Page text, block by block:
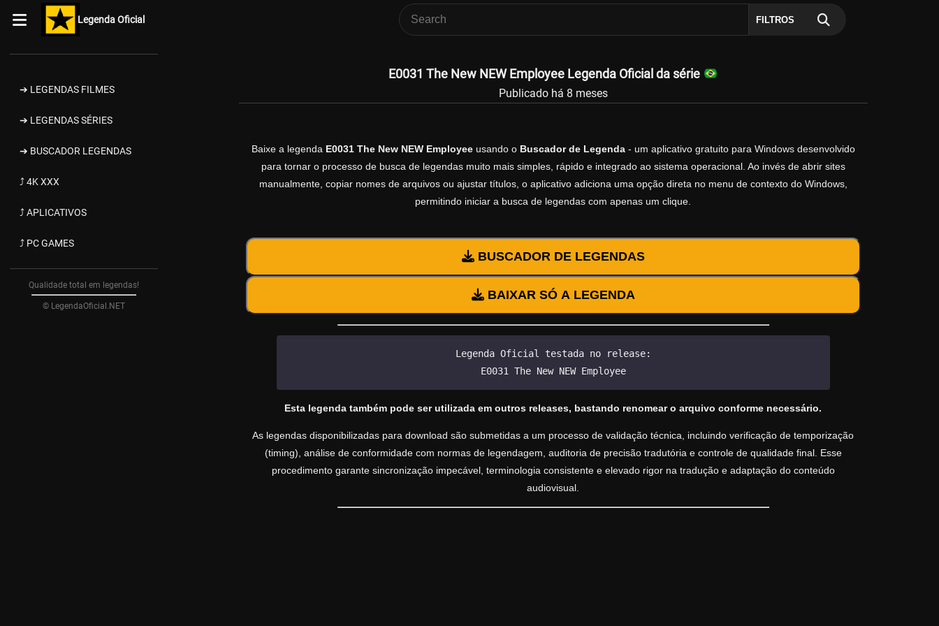
Legenda Oficial FILTROS
➔ LEGENDAS FILMES
➔ LEGENDAS SÉRIES
➔ BUSCADOR LEGENDAS
⤴ 4K XXX
⤴ APLICATIVOS
⤴ PC GAMES
Qualidade total em legendas!
© LegendaOficial.NET
E0031 The New NEW Employee Legenda Oficial da série
Publicado há 8 meses
Baixe a legenda E0031 The New NEW Employeeusando o Buscador de Legenda- um aplicativo gratuito para Windows desenvolvido
para tornar o processo de busca de legendas muito mais simples, rápido e integrado ao sistema operacional. Ao invés de abrir sites
manualmente, copiar nomes de arquivos ou ajustar títulos, o aplicativo adiciona uma opção direta no menu de contexto do Windows,
permitindo iniciar a busca de legendas com apenas um clique.
BUSCADOR DE LEGENDAS
BAIXAR SÓ A LEGENDA
Legenda Oficial testada no release:
E0031 The New NEW Employee
Esta legenda também pode ser utilizada em outros releases, bastando renomear o arquivo conforme necessário.
As legendas disponibilizadas para download são submetidas a um processo de validação técnica, incluindo verificação de temporização
(timing), análise de conformidade com normas de legendagem, auditoria de precisão tradutória e controle de qualidade final. Esse
procedimento garante sincronização impecável, terminologia consistente e elevado rigor na tradução e adaptação do conteúdo
audiovisual.